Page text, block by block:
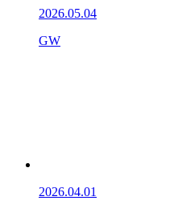
2026.05.04
GW
2026.04.01